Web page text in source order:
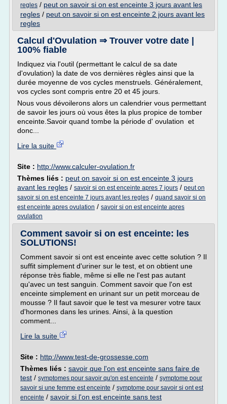
regles / peut on savoir si on est enceinte 3 jours avant les
regles / peut on savoir si on est enceinte 2 jours avant les
regles
Calcul d'Ovulation ⇒ Trouver votre date |
100% fiable
Indiquez via l'outil (permettant le calcul de sa date
d'ovulation) la date de vos dernières règles ainsi que la
durée moyenne de vos cycles menstruels. Généralement,
vos cycles sont compris entre 20 et 45 jours.
Nous vous dévoilerons alors un calendrier vous permettant
de savoir les jours où vous êtes la plus propice de tomber
enceinte.Savoir quand tombe la période d' ovulation et
donc...
Lire la suite
Site : http://www.calculer-ovulation.fr
Thèmes liés : peut on savoir si on est enceinte 3 jours
avant les regles / savoir si on est enceinte apres 7 jours / peut on
savoir si on est enceinte 7 jours avant les regles / quand savoir si on
est enceinte apres ovulation / savoir si on est enceinte apres
ovulation
Comment savoir si on est enceinte: les
SOLUTIONS!
Comment savoir si ont est enceinte avec cette solution ? Il
suffit simplement d'uriner sur le test, et on obtient une
réponse très fiable, même si elle ne l'est pas autant
qu'avec un test sanguin. Comment savoir que l'on est
enceinte simplement en urinant sur un petit morceau de
mousse ? Il faut savoir que le test va mesurer votre taux
d'hormones dans les urines. Ainsi, à la question
comment...
Lire la suite
Site : http://www.test-de-grossesse.com
Thèmes liés : savoir que l'on est enceinte sans faire de
test / symptomes pour savoir qu'on est enceinte / symptome pour
savoir si une femme est enceinte / symptome pour savoir si ont est
enceinte / savoir si l'on est enceinte sans test